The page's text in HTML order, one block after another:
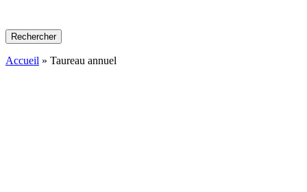
Rechercher
Accueil » Taureau annuel